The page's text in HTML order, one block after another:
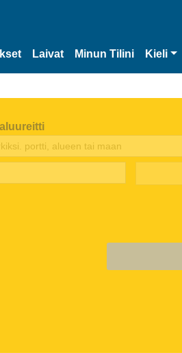
Laivat Minun Tilini Kieli